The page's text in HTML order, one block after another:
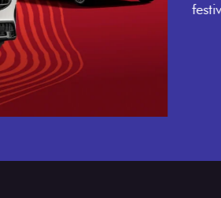
Próximo
Tecnologia que acompanha o seu ritmo